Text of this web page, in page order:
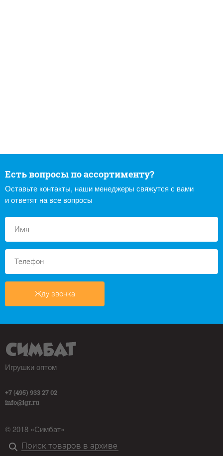
Есть вопросы по ассортименту?
Оставьте контакты, наши менеджеры свяжутся с вами
и ответят на все вопросы
Жду звонка
Игрушки оптом
+7 (495) 933 27 02
info@igr.ru
© 2018 «Симбат»